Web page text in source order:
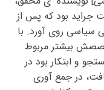
جراید بود که پس از
سیاسی روی آورد. با
بیشتر مربوط
و ابتکار بود در
در جمع آوری